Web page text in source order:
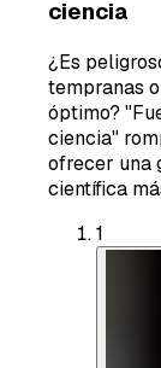
ciencia
¿Es
tempranas
óptimo?
ciencia"
ofrecer una
científica
1